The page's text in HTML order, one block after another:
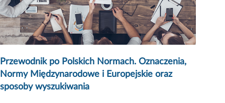
Przewodnik po Polskich Normach. Oznaczenia,
Normy Międzynarodowe i Europejskie oraz
sposoby wyszukiwania